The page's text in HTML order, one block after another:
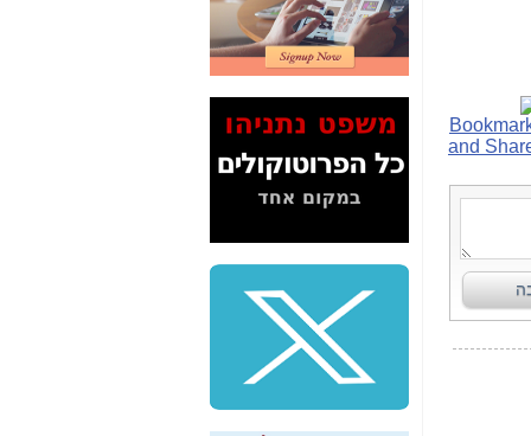
2" על תעלולי השר
משה כחלון -כאן
המשך חשיפת הבלוף
ששמו "מהפיכת
הסלולר" ואיך מסרסים
כאן
סיכום ביקור בסיליקון
שלמה פילבר (עד
לאחרונה מנכ"ל משרד
התקשורת) - עד
מדינה? הצחקתם